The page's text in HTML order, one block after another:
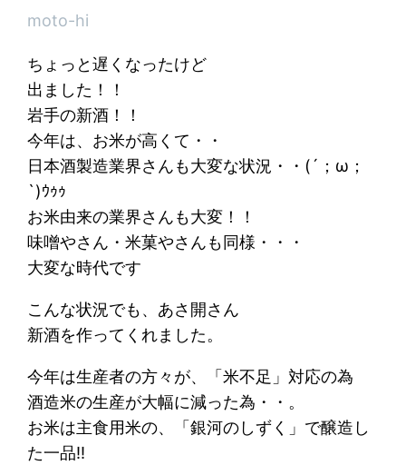
moto-hi
ちょっと遅くなったけど
出ました！！
岩手の新酒！！
今年は、お米が高くて・・
日本酒製造業界さんも大変な状況・・(´；ω；
`)ｳｩｩ
お米由来の業界さんも大変！！
味噌やさん・米菓やさんも同様・・・
大変な時代です
こんな状況でも、あさ開さん
新酒を作ってくれました。
今年は生産者の方々が、「米不足」対応の為
酒造米の生産が大幅に減った為・・。
お米は主食用米の、「銀河のしずく」で醸造し
た一品!!